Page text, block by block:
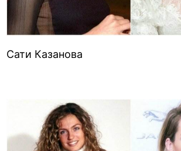
Сати Казанова